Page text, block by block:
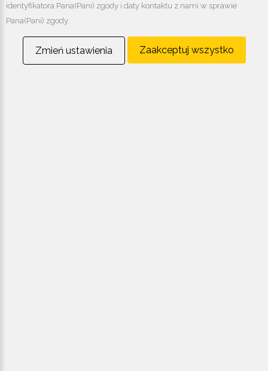
identyfikatora Pana(Pani) zgody i daty kontaktu z nami w sprawie
Pana(Pani) zgody.
Zmień ustawienia Zaakceptuj wszystko